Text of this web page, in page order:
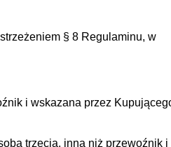
§ 8 Regulaminu, w
i wskazana przez
trzecia, inna niż przewoźnik i